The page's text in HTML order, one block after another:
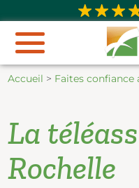
Accueil > Faites confiance
La
Rochelle